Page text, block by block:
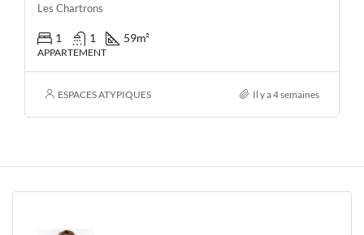
Les Chartrons
1 1 59m²
APPARTEMENT
ESPACES ATYPIQUES Il y a 4 semaines